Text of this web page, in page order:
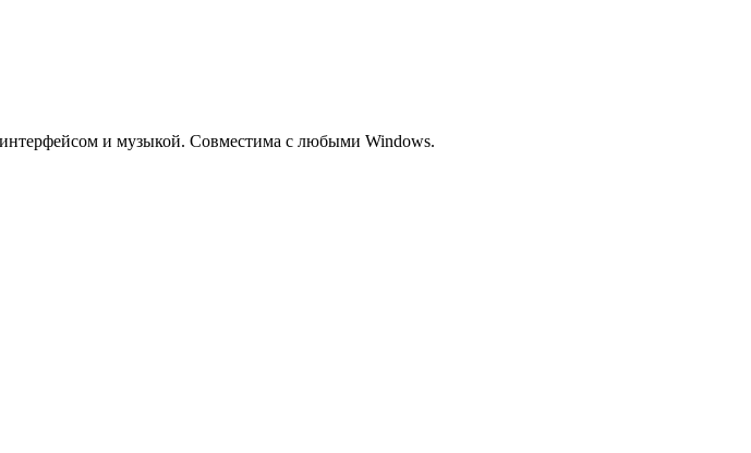
и музыкой. Совместима с любыми Windows.